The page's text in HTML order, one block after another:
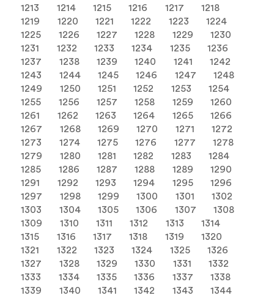
1213
1214 1215 1216 1217
1218
1219
1220 1221 1222 1223
1224
1225
1226 1227 1228 1229
1230
1231
1232 1233 1234 1235
1236
1237
1238 1239 1240 1241
1242
1243
1244 1245 1246 1247
1248
1249
1250 1251 1252 1253
1254
1255
1256 1257 1258 1259
1260
1261
1262 1263 1264 1265
1266
1267
1268 1269 1270 1271
1272
1273
1274 1275 1276 1277
1278
1279
1280 1281 1282 1283
1284
1285
1286 1287 1288 1289
1290
1291
1292 1293 1294 1295
1296
1297
1298 1299 1300 1301
1302
1303
1304 1305 1306 1307
1308
1309
1310 1311 1312 1313
1314
1315
1316 1317 1318 1319
1320
1321
1322 1323 1324 1325
1326
1327
1328 1329 1330 1331
1332
1333
1334 1335 1336 1337
1338
1339
1340 1341 1342 1343 1344